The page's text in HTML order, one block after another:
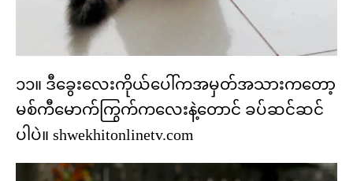
၁၁။ ဒီခွေးလေးကိုယ်ပေါ်ကအမှတ်အသားကတော့
မစ်ကီမောက်ကြွက်ကလေးနဲ့တောင် ခပ်ဆင်ဆင်
ပါပဲ။ shwekhitonlinetv.com